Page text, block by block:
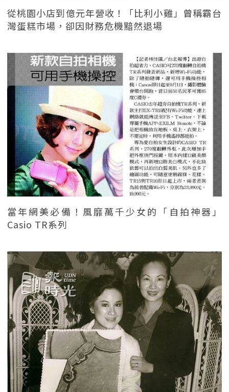
從桃園小店到億元年營收！「比利小雞」曾稱霸台
灣蛋糕市場，卻因財務危機黯然退場
當年網美必備！風靡萬千少女的「自拍神器」
Casio TR系列